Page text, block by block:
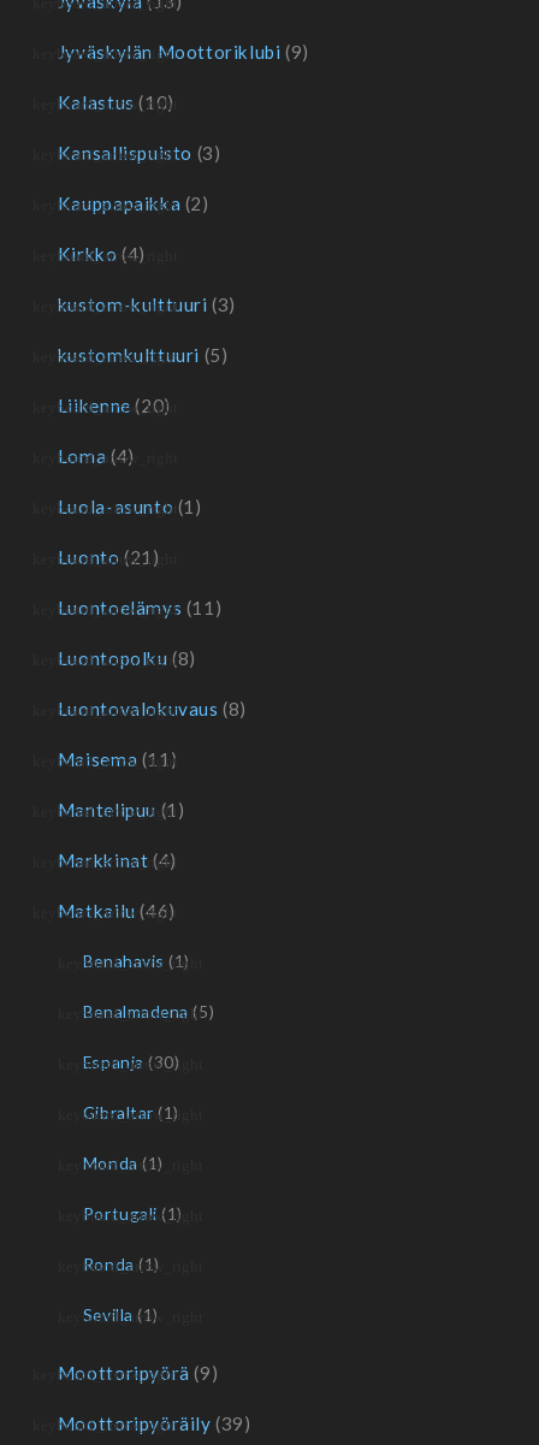
Jyväskylän Moottoriklubi (9)
Kalastus (10)
Kansallispuisto (3)
Kauppapaikka (2)
Kirkko (4)
kustom-kulttuuri (3)
kustomkulttuuri (5)
Liikenne (20)
Loma (4)
Luola-asunto (1)
Luonto (21)
Luontoelämys (11)
Luontopolku (8)
Luontovalokuvaus (8)
Maisema (11)
Mantelipuu (1)
Markkinat (4)
Matkailu (46)
Benahavis (1)
Benalmadena (5)
Espanja (30)
Gibraltar (1)
Monda (1)
Portugali (1)
Ronda (1)
Sevilla (1)
Moottoripyörä (9)
Moottoripyöräily (39)